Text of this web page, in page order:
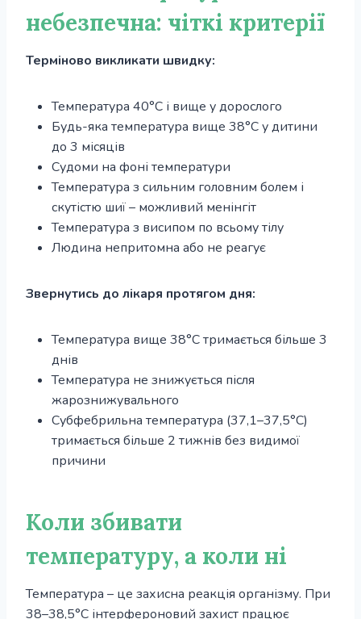
небезпечна: чіткі критерії
Терміново викликати швидку:
Температура 40°С і вище у дорослого
Будь-яка температура вище 38°С у дитини
до 3 місяців
Судоми на фоні температури
Температура з сильним головним болем і
скутістю шиї – можливий менінгіт
Температура з висипом по всьому тілу
Людина непритомна або не реагує
Звернутись до лікаря протягом дня:
Температура вище 38°С тримається більше 3
днів
Температура не знижується після
жарознижувального
Субфебрильна температура (37,1–37,5°С)
тримається більше 2 тижнів без видимої
причини
Коли збивати
температуру, а коли ні
Температура – це захисна реакція організму. При
38–38,5°С інтерфероновий захист працює